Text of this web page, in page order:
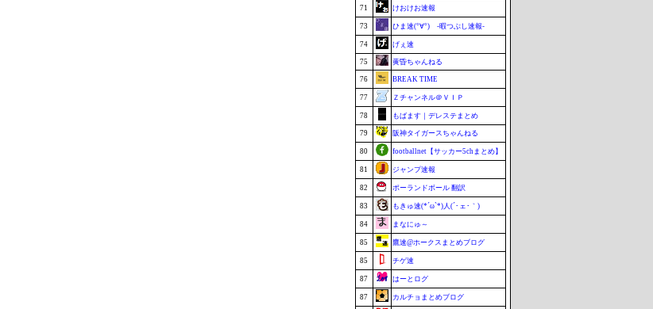
71 けおけお速報
73 ひま速(°∀°) -暇つぶし速報-
74 げぇ速
75 黄昏ちゃんねる
76 BREAK TIME
77 Ｚチャンネル＠ＶＩＰ
78 もばます｜デレステまとめ
79 阪神タイガースちゃんねる
80 footballnet【サッカー5chまとめ】
81 ジャンプ速報
82 ポーランドボール 翻訳
83 もきゅ速(*´ω`*)人(´･ェ･｀)
84 まなにゅ～
85 鷹速@ホークスまとめブログ
85 チゲ速
87 はーとログ
87 カルチョまとめブログ